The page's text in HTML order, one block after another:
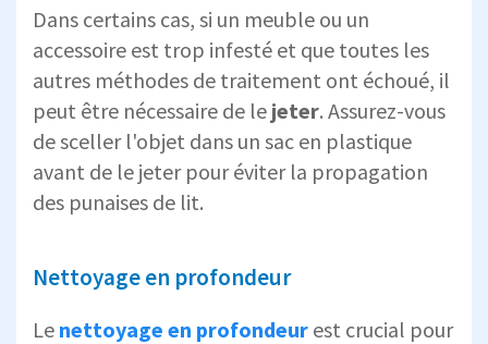
Dans certains cas, si un meuble ou un
accessoire est trop infesté et que toutes les
autres méthodes de traitement ont échoué, il
peut être nécessaire de le jeter. Assurez-vous
de sceller l'objet dans un sac en plastique
avant de le jeter pour éviter la propagation
des punaises de lit.
Nettoyage en profondeur
Le nettoyage en profondeur est crucial pour